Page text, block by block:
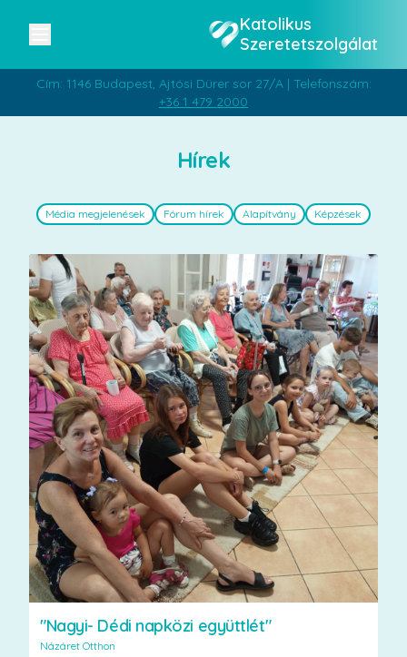
Katolikus
Szeretetszolgálat
Cím: 1146 Budapest, Ajtósi Dürer sor 27/A | Telefonszám:
+36 1 479 2000
Hírek
Média megjelenések Fórum hírek Alapítvány Képzések
"Nagyi- Dédi napközi együttlét"
Názáret Otthon